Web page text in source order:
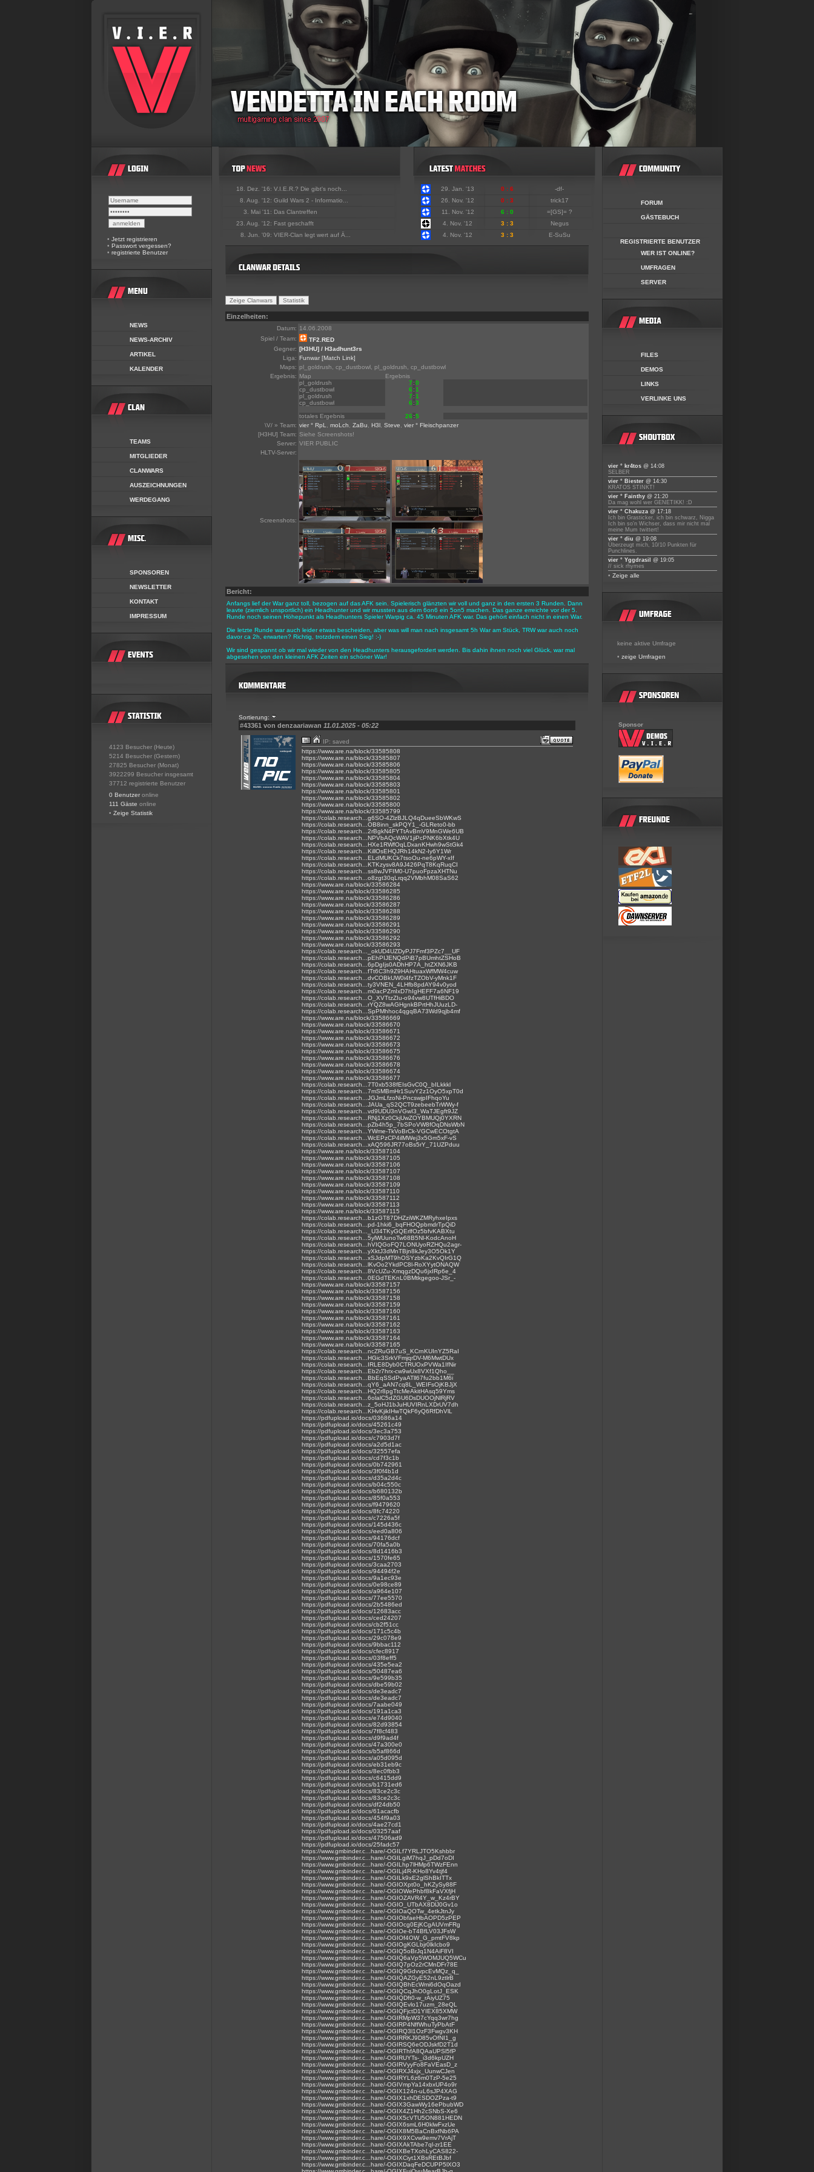
• Jetzt registrieren
• Passwort vergessen?
• registrierte Benutzer
NEWS
NEWS-ARCHIV
ARTIKEL
KALENDER
TEAMS
MITGLIEDER
CLANWARS
AUSZEICHNUNGEN
WERDEGANG
SPONSOREN
NEWSLETTER
KONTAKT
IMPRESSUM
4123 Besucher (Heute)
5214 Besucher (Gestern)
27825 Besucher (Monat)
3922299 Besucher insgesamt
37712 registrierte Benutzer
0 Benutzer online
111 Gäste online
• Zeige Statistik
18. Dez. '16: V.I.E.R.? Die gibt's noch...
8. Aug. '12: Guild Wars 2 - Informatio...
3. Mai '11: Das Clantreffen
23. Aug. '12: Fast geschafft
8. Jun. '09: VIER-Clan legt wert auf Ä...
29. Jan. '13 0 : 6
-df-
26. Nov. '12
0 : 3
trick17
11. Nov. '12
6 : 0
=[GS]= ?
4. Nov. '12
3 : 3
Negus
4. Nov. '12
3 : 3 E-SuSu
Einzelheiten:
Datum: 14.06.2008
Spiel / Team:
TF2.RED
Gegner: [H3HU] / H3adhunt3rs
Liga: Funwar [Match Link]
Maps: pl_goldrush, cp_dustbowl, pl_goldrush, cp_dustbowl
Ergebnis: Map
Ergebnis
pl_goldrush
7 :0
cp_dustbowl
6 :1
pl_goldrush
7 :1
cp_dustbowl
6 :3
totales Ergebnis
26 :5
\V/ » Team: vier ° RpL moLch ZaBu H3l Steve
vier ° Fleischpanzer
[H3HU] Team: Siehe Screenshots!
Server: VIER PUBLIC
HLTV-Server:
Screenshots:
Bericht:
Anfangs lief der War ganz toll, bezogen auf das AFK sein. Spielerisch glänzten wir voll und ganz in den ersten 3 Runden. Dann
leavte (ziemlich unsportlich) ein Headhunter und wir mussten aus dem 6on6 ein 5on5 machen. Das ganze erreichte vor der 5.
Runde noch seinen Höhepunkt als Headhunters Spieler Warpig ca. 45 Minuten AFK war. Das gehört einfach nicht in einen War.
Die letzte Runde war auch leider etwas bescheiden, aber was will man nach insgesamt 5h War am Stück, TRW war auch noch
davor ca 2h, erwarten? Richtig, trotzdem einen Sieg! :-)
Wir sind gespannt ob wir mal wieder von den Headhunters herausgefordert werden. Bis dahin ihnen noch viel Glück, war mal
abgesehen von den kleinen AFK Zeiten ein schöner War!
Sortierung:
#43361 von denzaariawan 11.01.2025 - 05:22
IP: saved
https://www.are.na/block/33585808
https://www.are.na/block/33585807
https://www.are.na/block/33585806
https://www.are.na/block/33585805
https://www.are.na/block/33585804
https://www.are.na/block/33585803
https://www.are.na/block/33585801
https://www.are.na/block/33585802
https://www.are.na/block/33585800
https://www.are.na/block/33585799
https://colab.research...g6SO-4ZlzBJLQ4qDueeSbWKwS
https://colab.research...OB8inn_skPQY1_-GLReto0-bb
https://colab.research...2rBgkN4FYTtAvBmV9MnGWe6UB
https://colab.research...NPVbAQcWAV1jiPcPNK6bXtk4U
https://colab.research...HXe1RWfOqLDxanKHwh9wStGk4
https://colab.research...KillOsEHQJRh14kN2-Iy6Y1Wr
https://colab.research...ELdMUKCk7tsoOu-ne6pWY-xIf
https://colab.research...KTKzysv8A9J426PqT8KqRuqCI
https://colab.research...ss8wJVFIM0-U7puoFpzaXHTNu
https://colab.research...o8zgt30qLrqq2VMbhM08SaS62
https://www.are.na/block/33586284
https://www.are.na/block/33586285
https://www.are.na/block/33586286
https://www.are.na/block/33586287
https://www.are.na/block/33586288
https://www.are.na/block/33586289
https://www.are.na/block/33586291
https://www.are.na/block/33586290
https://www.are.na/block/33586292
https://www.are.na/block/33586293
https://colab.research..._okUD4UZDyPJ7Fmf3PZc7__UF
https://colab.research...pEhPIJENQdPiB7pBUmhtZSHoB
https://colab.research...6pDgIjs0ADhHP7A_htZXN6JKB
https://colab.research...fTt6C3h9Z9HAHtuaxWfMW4cuw
https://colab.research...dvCOBkUW0i4fzTZObV-yMnk1F
https://colab.research...ty3VNEN_4LHfb8pdAY94v0yod
https://colab.research...m0acPZmIxD7hIgHEFF7a6NF19
https://colab.research...O_XVTtzZIu-o94vw8UTfHiBDO
https://colab.research...rYQZ8wAGHgnkBPrtHhJUuzLD-
https://colab.research...SpPMhhoc4qgqBA73Wd9qjb4mf
https://www.are.na/block/33586669
https://www.are.na/block/33586670
https://www.are.na/block/33586671
https://www.are.na/block/33586672
https://www.are.na/block/33586673
https://www.are.na/block/33586675
https://www.are.na/block/33586676
https://www.are.na/block/33586678
https://www.are.na/block/33586674
https://www.are.na/block/33586677
https://colab.research...7T0xb538fEIsGvC0Q_bILkkkl
https://colab.research...7mSMBmHr1SuvY2z1OyO5xpT0d
https://colab.research...JGJmLfzoNi-PncswjpIFhqoYu
https://colab.research...JAUa_qS2QCT9zebeebTrWWy-f
https://colab.research...vd9UDU3nVGwI3_WaTJEgft9JZ
https://colab.research...RNj1Xz0CkjUwZOYBMUQj0YXRN
https://colab.research...pZb4h5p_7bSPoVW8fOqDNsWbN
https://colab.research...YWme-TkVoBrCk-VGCwECOtgtA
https://colab.research...WcEPzCP4ilMWej3x5Gm5xF-vS
https://colab.research...xAQ596JR77oBs5rY_71UZPduu
https://www.are.na/block/33587104
https://www.are.na/block/33587105
https://www.are.na/block/33587106
https://www.are.na/block/33587107
https://www.are.na/block/33587108
https://www.are.na/block/33587109
https://www.are.na/block/33587110
https://www.are.na/block/33587112
https://www.are.na/block/33587113
https://www.are.na/block/33587115
https://colab.research...b1zGT87DHZziWKZMRyhxeIpxs
https://colab.research...pd-1hki6_bqFHOQpbmdrTpQiD
https://colab.research..._U34TKyGQErlfOz5bfvKABXtu
https://colab.research...5ylWUunoTw68B5Nl-KodcAnoH
https://colab.research...hVIQGoFQ7LONUyoRZHQu2agr-
https://colab.research...yXktJ3dMnTBjn8kJey3O5Ok1Y
https://colab.research...xSJdpMT9hOSYzbKa2KvQIrG1Q
https://colab.research...lKvOo2YkdPC8l-RoXYytONAQW
https://colab.research...8VcUZu-XmqgzDQu6jxIRp6e_4
https://colab.research...0EGdTEKnL0BMtkgegoo-JSr_-
https://www.are.na/block/33587157
https://www.are.na/block/33587156
https://www.are.na/block/33587158
https://www.are.na/block/33587159
https://www.are.na/block/33587160
https://www.are.na/block/33587161
https://www.are.na/block/33587162
https://www.are.na/block/33587163
https://www.are.na/block/33587164
https://www.are.na/block/33587165
https://colab.research...ncZRuGB7uS_KCrnKUInYZ5RaI
https://colab.research...HGic3SrkVFmjqrDV-M6MwtDUx
https://colab.research...IRLE8Dyb0CTRUOxPVWa1IfNir
https://colab.research...Eb2r7hrx-cw9wUx8VXf1Qho__
https://colab.research...BbEqSSdPyaATll67fu2bb1M6i
https://colab.research...qY6_aAN7cq8L_WEIFsOjKBJjX
https://colab.research...HQ2r8pgTtcMeAkitHAsq59Yms
https://colab.research...6olalC5dZGU6DsDUOOjNlRjRV
https://colab.research...z_5oHJ1bJuHUVIRnLXDrUV7dh
https://colab.research...KHvKjikIHwTQkF6yQ6RfDhVlL
https://pdfupload.io/docs/03686a14
https://pdfupload.io/docs/45261c49
https://pdfupload.io/docs/3ec3a753
https://pdfupload.io/docs/c7903d7f
https://pdfupload.io/docs/a2d5d1ac
https://pdfupload.io/docs/32557efa
https://pdfupload.io/docs/cd7f3c1b
https://pdfupload.io/docs/0b742961
https://pdfupload.io/docs/3f0f4b1d
https://pdfupload.io/docs/d35a2d4c
https://pdfupload.io/docs/b04c550c
https://pdfupload.io/docs/b680132b
https://pdfupload.io/docs/85f0a553
https://pdfupload.io/docs/f9479620
https://pdfupload.io/docs/8fc74220
https://pdfupload.io/docs/c7226a5f
https://pdfupload.io/docs/145d436c
https://pdfupload.io/docs/eed0a806
https://pdfupload.io/docs/94176dcf
https://pdfupload.io/docs/70fa5a0b
https://pdfupload.io/docs/8d1416b3
https://pdfupload.io/docs/1570fe65
https://pdfupload.io/docs/3caa2703
https://pdfupload.io/docs/94494f2e
https://pdfupload.io/docs/9a1ec93e
https://pdfupload.io/docs/0e98ce89
https://pdfupload.io/docs/a964e107
https://pdfupload.io/docs/77ee5570
https://pdfupload.io/docs/2b5486ed
https://pdfupload.io/docs/12683acc
https://pdfupload.io/docs/ced24207
https://pdfupload.io/docs/cb2f51cc
https://pdfupload.io/docs/171c5c4b
https://pdfupload.io/docs/29c078e9
https://pdfupload.io/docs/9bbac112
https://pdfupload.io/docs/cfec8917
https://pdfupload.io/docs/03f8eff5
https://pdfupload.io/docs/435e5ea2
https://pdfupload.io/docs/50487ea6
https://pdfupload.io/docs/9e599b35
https://pdfupload.io/docs/dbe59b02
https://pdfupload.io/docs/de3eadc7
https://pdfupload.io/docs/de3eadc7
https://pdfupload.io/docs/7aabe049
https://pdfupload.io/docs/191a1ca3
https://pdfupload.io/docs/e74d9040
https://pdfupload.io/docs/82d93854
https://pdfupload.io/docs/7f8cf483
https://pdfupload.io/docs/d9f9ad4f
https://pdfupload.io/docs/47a300e0
https://pdfupload.io/docs/b5af866d
https://pdfupload.io/docs/a05d095d
https://pdfupload.io/docs/eb31eb9c
https://pdfupload.io/docs/8ec0fbb3
https://pdfupload.io/docs/c6415dd9
https://pdfupload.io/docs/b1731ed6
https://pdfupload.io/docs/83ce2c3c
https://pdfupload.io/docs/83ce2c3c
https://pdfupload.io/docs/df24db50
https://pdfupload.io/docs/61acacfb
https://pdfupload.io/docs/454f9a03
https://pdfupload.io/docs/4ae27cd1
https://pdfupload.io/docs/03257aaf
https://pdfupload.io/docs/47506ad9
https://pdfupload.io/docs/25fadc57
https://www.gmbinder.c...hare/-OGILf7YRLJTO5Kshbbr
https://www.gmbinder.c...hare/-OGILgiM7hqJ_pDd7oDI
https://www.gmbinder.c...hare/-OGILhp7lHMp6TWzFEnn
https://www.gmbinder.c...hare/-OGILj4R-KHo8Yv4tjf4
https://www.gmbinder.c...hare/-OGILk9xE2glShBkITTx
https://www.gmbinder.c...hare/-OGIOXpt0o_hKZySy88F
https://www.gmbinder.c...hare/-OGIOWePhbf8kFaVXfjH
https://www.gmbinder.c...hare/-OGIOZAVR4Y_w_Kz4rBY
https://www.gmbinder.c...hare/-OGIO_UTbAX8DlJ0Gv1o
https://www.gmbinder.c...hare/-OGIOaQOTw_4etkJtnJy
https://www.gmbinder.c...hare/-OGIObfaeHbAOPD5zPEP
https://www.gmbinder.c...hare/-OGIOcg0EjKCgAUVmFRg
https://www.gmbinder.c...hare/-OGIOe-bT4BfLV03JFsW
https://www.gmbinder.c...hare/-OGIOf4OW_G_pmtFV8kp
https://www.gmbinder.c...hare/-OGIOgKGLbjr0lkIcbo9
https://www.gmbinder.c...hare/-OGIQ5oBrJq1N4AiF8VI
https://www.gmbinder.c...hare/-OGIQ6aVp5WOMJUQ5WCu
https://www.gmbinder.c...hare/-OGIQ7pOz2rCMnDFr78E
https://www.gmbinder.c...hare/-OGIQ9GdvvpcEvMQz_q_
https://www.gmbinder.c...hare/-OGIQAZGyE52nL9ztlrB
https://www.gmbinder.c...hare/-OGIQBhEcWmi6dOqOazd
https://www.gmbinder.c...hare/-OGIQCqJhO0gLotJ_ESK
https://www.gmbinder.c...hare/-OGIQDft0-w_rAiyUZ75
https://www.gmbinder.c...hare/-OGIQEvlo17uzm_28eQL
https://www.gmbinder.c...hare/-OGIQFjctD1YIEX85XMW
https://www.gmbinder.c...hare/-OGIRMpW37cYqq3wr7hg
https://www.gmbinder.c...hare/-OGIRP4NffWhuTyPbAtF
https://www.gmbinder.c...hare/-OGIRQ3l1OzF3Fwgv3KH
https://www.gmbinder.c...hare/-OGIRRKJ9D85vOfNI1_g
https://www.gmbinder.c...hare/-OGIRSQ6eODJskfD2T1d
https://www.gmbinder.c...hare/-OGIRThfA8QAaUPSl5fP
https://www.gmbinder.c...hare/-OGIRUYTs-_i3d6kpUZH
https://www.gmbinder.c...hare/-OGIRVyyFo8FaVEasD_z
https://www.gmbinder.c...hare/-OGIRXJ4xjx_UunwCJen
https://www.gmbinder.c...hare/-OGIRYL6z6m0TzP-5e25
https://www.gmbinder.c...hare/-OGIVmpYa14xbxUP4o9r
https://www.gmbinder.c...hare/-OGIX124n-uL6sJP4XAG
https://www.gmbinder.c...hare/-OGIX1xhDESDOZPza-t9
https://www.gmbinder.c...hare/-OGIX3GawWy16ePbubWD
https://www.gmbinder.c...hare/-OGIX4Z1Hh2cSNbS-Xe6
https://www.gmbinder.c...hare/-OGIX5cVTU5ON881HEDN
https://www.gmbinder.c...hare/-OGIX6smL6H0klwFxzUe
https://www.gmbinder.c...hare/-OGIX8M5BaCnBxfNb6PA
https://www.gmbinder.c...hare/-OGIX9XCvw9emv7VrAjT
https://www.gmbinder.c...hare/-OGIXAkTAbe7ql-zr1EE
https://www.gmbinder.c...hare/-OGIXBeTXohLyCAS822-
https://www.gmbinder.c...hare/-OGIXCiyt1XBsREtBJbf
https://www.gmbinder.c...hare/-OGIXDaqFeDCUPP5lXO3
FORUM
GÄSTEBUCH
REGISTRIERTE BENUTZER
WER IST ONLINE?
UMFRAGEN
SERVER
FILES
DEMOS
LINKS
VERLINKE UNS
vier ° kr4tos @ 14:08
SELBER
vier ° Biester @ 14:30
KRATOS STINKT!
vier ° Fainthy @ 21:20
Da mag wohl wer GENETIKK! :D
vier ° Chakuza @ 17:18
Ich bin Grasticker, ich bin schwarz, Nigga
Ich bin so'n Wichser, dass mir nicht mal
meine Mum twittert!
vier ° diu @ 19:08
Überzeugt mich, 10/10 Punkten für
Punchlines.
vier ° Yggdrasil
@ 19:05
// sick rhymes
• Zeige alle
keine aktive Umfrage
• zeige Umfragen
Sponsor